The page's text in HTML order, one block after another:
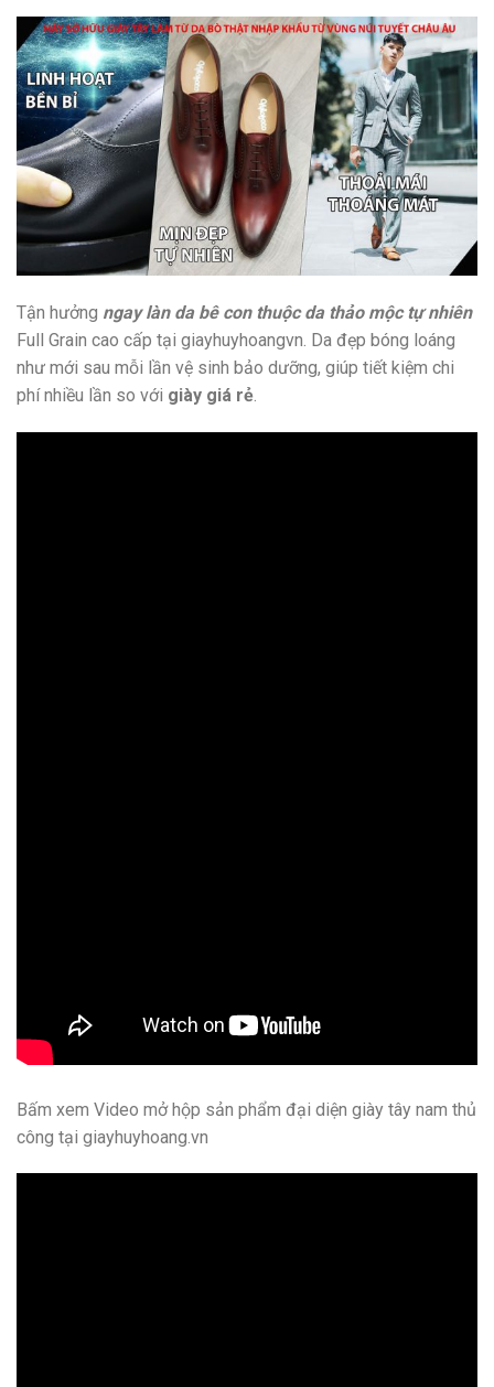
Tận hưởng ngay làn da bê con thuộc da thảo mộc tự nhiên
Full Grain cao cấp tại giayhuyhoangvn. Da đẹp bóng loáng
như mới sau mỗi lần vệ sinh bảo dưỡng, giúp tiết kiệm chi
phí nhiều lần so với giày giá rẻ.
Bấm xem Video mở hộp sản phẩm đại diện giày tây nam thủ
công tại giayhuyhoang.vn